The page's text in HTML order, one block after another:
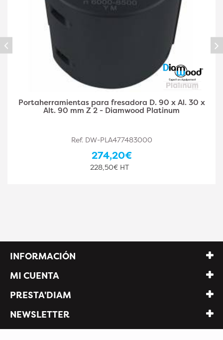
Portaherramientas de fresadora para ranurar y
perfilar D. 90 x Al. 30 x Alt. 40 mm Z 2 y V 1+1 -
Ref. DW-PLA477483002
182,50€
152,08€ HT
INFORMACIÓN
MI CUENTA
PRESTA'DIAM
NEWSLETTER